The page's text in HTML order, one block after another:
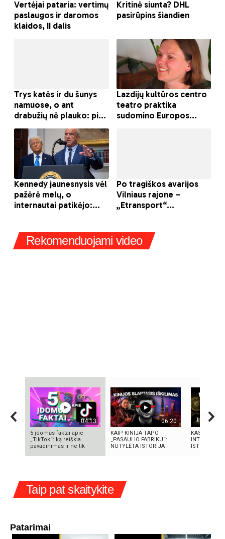
Rekomenduojami video
04:13
5 įdomūs faktai apie
„TikTok“: ką reiškia
pavadinimas ir ne tik
06:20
KAIP KINIJA TAPO
„PASAULIO FABRIKU“:
NUTYLĖTA ISTORIJA
KAS
INTELEKTĄ?
ISTORIJA IR
Taip pat skaitykite
Patarimai